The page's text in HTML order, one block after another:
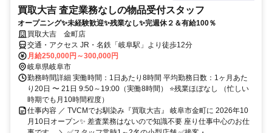
買取大吉 査定業務なしの物品受付スタッフ
オープニング✨未経験歓迎✨残業なし✨完週休２＆有給100％
買取大吉 金町店
交通・アクセス JR・名鉄「岐阜駅」より徒歩12分
月給250,000円～300,000円
岐阜県岐阜市
勤務時間詳細 実働時間：1日あたり8時間 平均勤務日数：1ヶ月あた
り20日 〜 21日 9:50～19:00（実働8時間） ⭐残業ほぼなし （忙しい
時期でも月10時間程度）
仕事内容 ／ TVCMでお馴染み『買取大吉』 岐阜市金町に 2026年10
月10日オープン✨ 差査業務はないので知識不要 座り仕事中心のお仕